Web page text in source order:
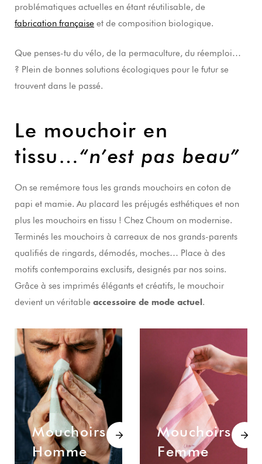
problématiques actuelles en étant réutilisable, de
fabrication française et de composition biologique.
Que penses-tu du vélo, de la permaculture, du réemploi…
? Plein de bonnes solutions écologiques pour le futur se
trouvent dans le passé.
Le mouchoir en
tissu…“n’est pas beau”
On se remémore tous les grands mouchoirs en coton de
papi et mamie. Au placard les préjugés esthétiques et non
plus les mouchoirs en tissu ! Chez Choum on modernise.
Terminés les mouchoirs à carreaux de nos grands-parents
qualifiés de ringards, démodés, moches… Place à des
motifs contemporains exclusifs, designés par nos soins.
Grâce à ses imprimés élégants et créatifs, le mouchoir
devient un véritable accessoire de mode actuel .
Mouchoirs
Homme
Mouchoirs
Femme